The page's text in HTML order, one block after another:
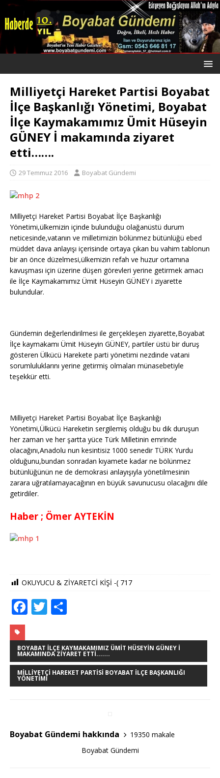
Milliyetçi Hareket Partisi Boyabat
İlçe Başkanlığı Yönetimi, Boyabat
İlçe Kaymakamımız Ümit Hüseyin
GÜNEY İ makamında ziyaret
etti…….
29 Temmuz 2016 Boyabat Gündemi
Milliyetçi Hareket Partisi Boyabat İlçe Başkanlığı
Yönetimi,ülkemizin içinde bulunduğu olağanüstü durum
neticesinde,vatanın ve milletimizin bölünmez bütünlüğü ebed
müddet dava anlayışı içerisinde ortaya çıkan bu vahim tablonun
bir an önce düzelmesi,ülkemizin refah ve huzur ortamına
kavuşması için üzerine düşen görevleri yerine getirmek amacı
ile İlçe Kaymakamımız Ümit Hüseyin GÜNEY i ziyarette
bulundular.
Gündemin değerlendirilmesi ile gerçekleşen ziyarette,Boyabat
İlçe kaymakamı Ümit Hüseyin GÜNEY, partiler üstü bir duruş
gösteren Ülkücü Harekete parti yönetimi nezdinde vatani
sorumluluklarını yerine getirmiş olmaları münasebetiyle
teşekkür etti.
Milliyetçi Hareket Partisi Boyabat İlçe Başkanlığı
Yönetimi,Ülkücü Hareketin sergilemiş olduğu bu dik duruşun
her zaman ve her şartta yüce Türk Milletinin emrinde
olacağını,Anadolu nun kesintisiz 1000 senedir TÜRK Yurdu
olduğunu,bundan sonradan kıyamete kadar ne bölünmez
bütünlüğünün ne de demokrasi anlayışıyla yönetilmesinin
zarara uğratılamayacağının en büyük savunucusu olacağını dile
getirdiler.
Haber ; Ömer AYTEKİN
OKUYUCU & ZİYARETCİ KİŞİ -( 717
F
c
e
b
o
T
it
te
r
ar
e
BOYABAT İLÇE KAYMAKAMIMIZ ÜMIT HÜSEYIN GÜNEY İ
MAKAMINDA ZIYARET ETTI.......
MILLIYETÇI HAREKET PARTISI BOYABAT İLÇE BAŞKANLIĞI
YÖNETIMI
Boyabat Gündemi hakkında
19350 makale
Boyabat Gündemi